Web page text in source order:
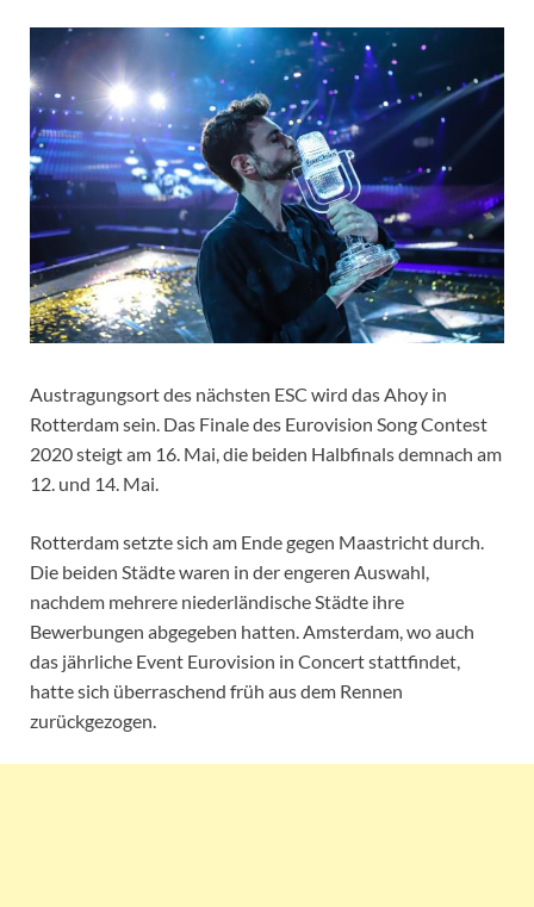
Austragungsort des nächsten ESC wird das Ahoy in
Rotterdam sein. Das Finale des Eurovision Song Contest
2020 steigt am 16. Mai, die beiden Halbfinals demnach am
12. und 14. Mai.
Rotterdam setzte sich am Ende gegen Maastricht durch.
Die beiden Städte waren in der engeren Auswahl,
nachdem mehrere niederländische Städte ihre
Bewerbungen abgegeben hatten. Amsterdam, wo auch
das jährliche Event Eurovision in Concert stattfindet,
hatte sich überraschend früh aus dem Rennen
zurückgezogen.